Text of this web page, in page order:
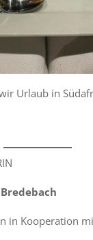
Urlaub in
in Kooperation